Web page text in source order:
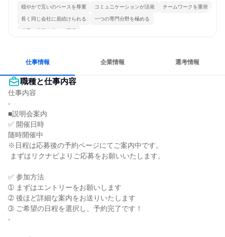
穏やかで互いのペースを尊重 コミュニケーションが活発 チームワークを重視
長く同じ会社に居続けられる 一つの専門分野を極める
若手が裁量を持てる環境
仕事情報 企業情報 選考情報
職種と仕事内容
仕事内容
-
■説明会案内
✅ 開催日時
随時開催中
※日程は応募後の予約ページにてご案内中です。
✅ 参加方法
➀ まずはエントリーをお願いします
➁ 後ほど詳細な案内をお送りいたします
➂ ご希望の日程を選択し、予約完了です！
-